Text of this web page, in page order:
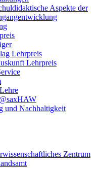
Aspekte der
Lehrpreis
Lehrpreis
und Nachhaltigkeit
Zentrum